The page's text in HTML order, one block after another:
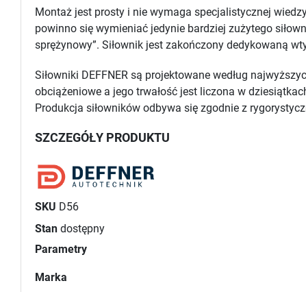
Montaż jest prosty i nie wymaga specjalistycznej
powinno się wymieniać jedynie bardziej zużytego
sprężynowy”. Siłownik jest zakończony dedykowaną
Siłowniki DEFFNER są projektowane według
obciążeniowe a jego trwałość jest liczona w
Produkcja siłowników odbywa się zgodnie z
SZCZEGÓŁY PRODUKTU
SKU D56
Stan dostępny
Parametry
Marka